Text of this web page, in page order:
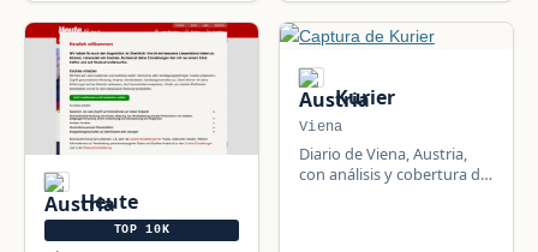
Heute
TOP 10K
Kurier
Viena
Diario de Viena, Austria,
con análisis y cobertura de